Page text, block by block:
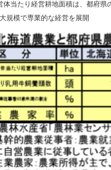
体当たり経営耕地面積は、都府
規模で専業的な経営を展開